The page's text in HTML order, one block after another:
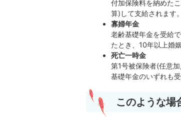
付加保険料を納めた
算)して支給されます。
寡婦年金
老齢基礎年金を受給
たとき、10年以上婚
死亡一時金
第1号被保険者(任意
基礎年金のいずれも
このような場